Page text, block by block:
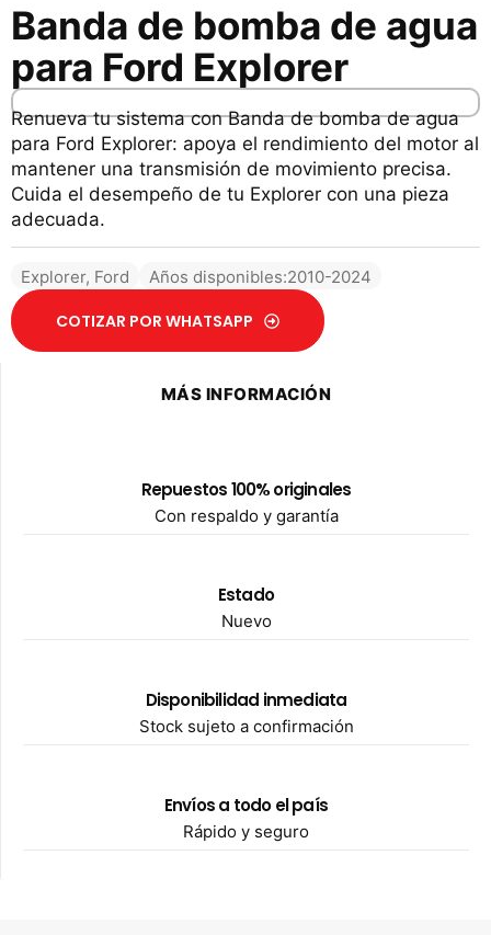
Banda de bomba de agua
para Ford Explorer
Renueva tu sistema con Banda de bomba de agua
para Ford Explorer: apoya el rendimiento del motor al
mantener una transmisión de movimiento precisa.
Cuida el desempeño de tu Explorer con una pieza
adecuada.
Explorer, Ford Años disponibles:2010-2024
COTIZAR POR WHATSAPP
MÁS INFORMACIÓN
Repuestos 100% originales
Con respaldo y garantía
Estado
Nuevo
Disponibilidad inmediata
Stock sujeto a confirmación
Envíos a todo el país
Rápido y seguro